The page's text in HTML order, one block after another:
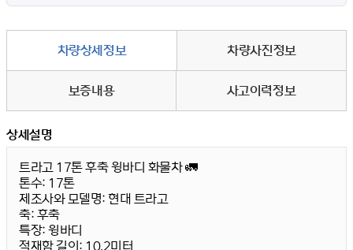
차량상세정보 차량사진정보
보증내용 사고이력정보
상세설명
트라고 17톤 후축 윙바디 화물차 🚛
톤수: 17톤
제조사와 모델명: 현대 트라고
축: 후축
특장: 윙바디
적재함 길이: 10.2미터